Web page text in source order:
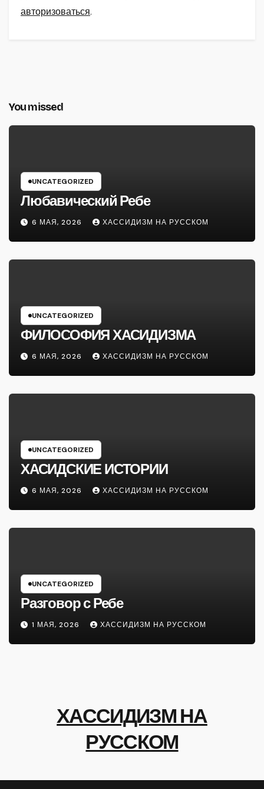
авторизоваться.
You missed
UNCATEGORIZED
Любавический Ребе
6 МАЯ, 2026 ХАССИДИЗМ НА РУССКОМ
UNCATEGORIZED
ФИЛОСОФИЯ ХАСИДИЗМА
6 МАЯ, 2026 ХАССИДИЗМ НА РУССКОМ
UNCATEGORIZED
ХАСИДСКИЕ ИСТОРИИ
6 МАЯ, 2026 ХАССИДИЗМ НА РУССКОМ
UNCATEGORIZED
Разговор с Ребе
1 МАЯ, 2026 ХАССИДИЗМ НА РУССКОМ
ХАССИДИЗМ НА
РУССКОМ